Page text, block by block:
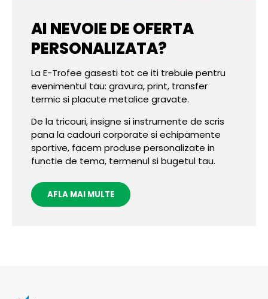
AI NEVOIE DE OFERTA
PERSONALIZATA?
La E-Trofee gasesti tot ce iti trebuie pentru
evenimentul tau: gravura, print, transfer
termic si placute metalice gravate.
De la tricouri, insigne si instrumente de scris
pana la cadouri corporate si echipamente
sportive, facem produse personalizate in
functie de tema, termenul si bugetul tau.
AFLA MAI MULTE